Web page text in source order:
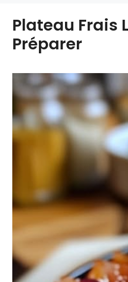
Plateau Frais
Préparer